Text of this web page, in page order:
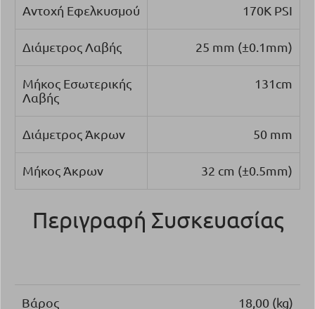
Αντοχή Εφελκυσμού 170K PSI
Διάμετρος Λαβής 25 mm (±0.1mm)
Μήκος Εσωτερικής
Λαβής
131cm
Διάμετρος Άκρων 50 mm
Μήκος Άκρων 32 cm (±0.5mm)
Περιγραφή Συσκευασίας
Βάρος 18,00 (kg)